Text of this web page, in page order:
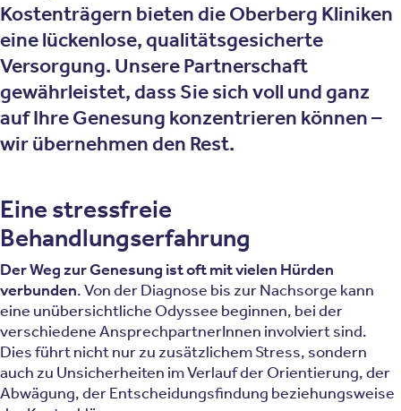
Kostenträgern bieten die Oberberg Kliniken
eine lückenlose, qualitätsgesicherte
Versorgung. Unsere Partnerschaft
gewährleistet, dass Sie sich voll und ganz
auf Ihre Genesung konzentrieren können –
wir übernehmen den Rest.
Eine stressfreie
Behandlungserfahrung
Der Weg zur Genesung ist oft mit vielen Hürden
verbunden. Von der Diagnose bis zur Nachsorge kann
eine unübersichtliche Odyssee beginnen, bei der
verschiedene AnsprechpartnerInnen involviert sind.
Dies führt nicht nur zu zusätzlichem Stress, sondern
auch zu Unsicherheiten im Verlauf der Orientierung, der
Abwägung, der Entscheidungsfindung beziehungsweise